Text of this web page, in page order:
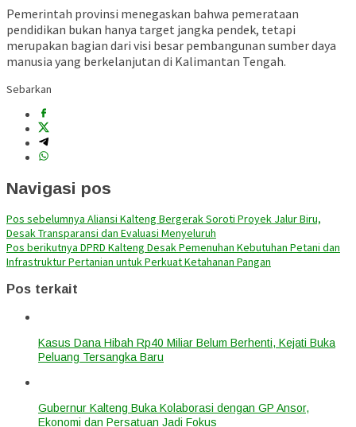
Pemerintah provinsi menegaskan bahwa pemerataan
pendidikan bukan hanya target jangka pendek, tetapi
merupakan bagian dari visi besar pembangunan sumber daya
manusia yang berkelanjutan di Kalimantan Tengah.
Sebarkan
Navigasi pos
Pos sebelumnya Aliansi Kalteng Bergerak Soroti Proyek Jalur Biru,
Desak Transparansi dan Evaluasi Menyeluruh
Pos berikutnya DPRD Kalteng Desak Pemenuhan Kebutuhan Petani dan
Infrastruktur Pertanian untuk Perkuat Ketahanan Pangan
Pos terkait
Kasus Dana Hibah Rp40 Miliar Belum Berhenti, Kejati Buka
Peluang Tersangka Baru
Gubernur Kalteng Buka Kolaborasi dengan GP Ansor,
Ekonomi dan Persatuan Jadi Fokus